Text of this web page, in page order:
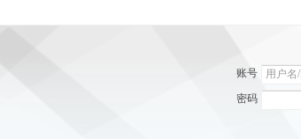
账号
密码